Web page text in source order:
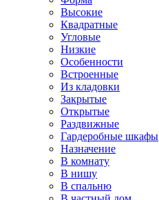
Высокие
Квадратные
Угловые
Низкие
Особенности
Встроенные
Из кладовки
Закрытые
Открытые
Раздвижные
Гардеробные шкафы
Назначение
В комнату
В нишу
В спальню